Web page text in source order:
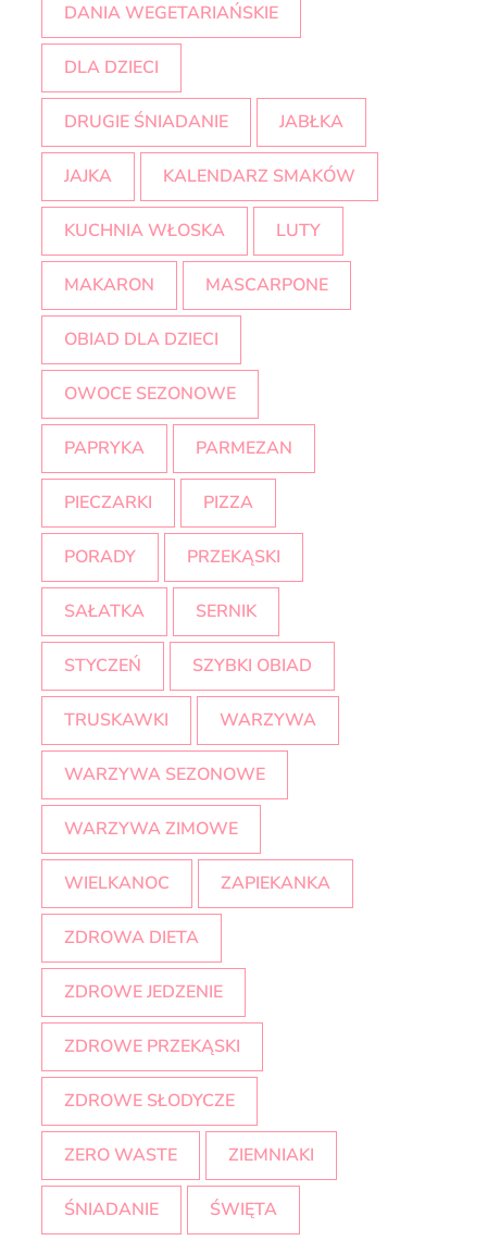
DANIA WEGETARIAŃSKIE
DLA DZIECI
DRUGIE ŚNIADANIE JABŁKA
JAJKA KALENDARZ SMAKÓW
KUCHNIA WŁOSKA LUTY
MAKARON MASCARPONE
OBIAD DLA DZIECI
OWOCE SEZONOWE
PAPRYKA PARMEZAN
PIECZARKI PIZZA
PORADY PRZEKĄSKI
SAŁATKA SERNIK
STYCZEŃ SZYBKI OBIAD
TRUSKAWKI WARZYWA
WARZYWA SEZONOWE
WARZYWA ZIMOWE
WIELKANOC ZAPIEKANKA
ZDROWA DIETA
ZDROWE JEDZENIE
ZDROWE PRZEKĄSKI
ZDROWE SŁODYCZE
ZERO WASTE ZIEMNIAKI
ŚNIADANIE ŚWIĘTA